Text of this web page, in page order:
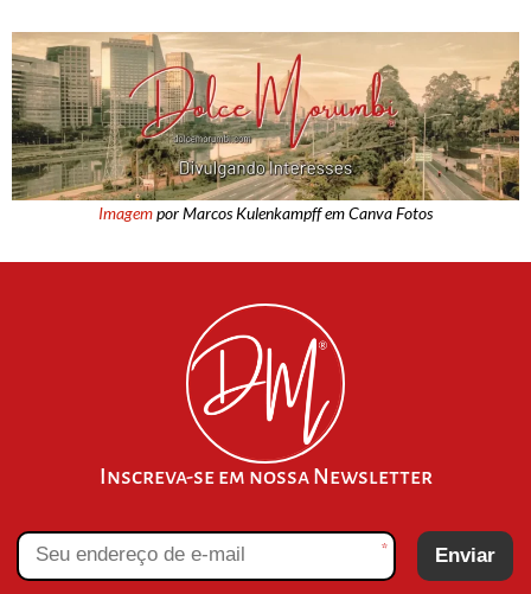
Imagempor Marcos Kulenkampff em Canva Fotos
Inscreva-se em nossa Newsletter
* Enviar